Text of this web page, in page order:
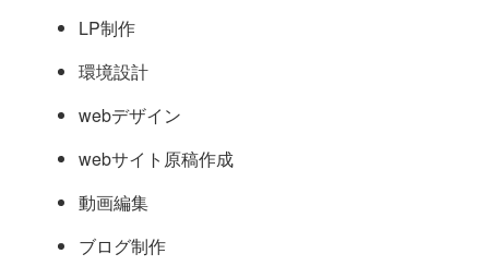
LP制作
環境設計
webデザイン
webサイト原稿作成
動画編集
ブログ制作